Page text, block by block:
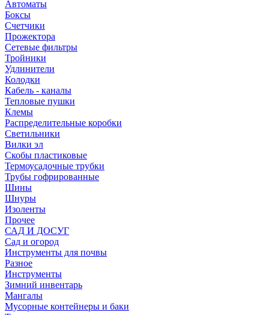
Автоматы
Боксы
Счетчики
Прожектора
Сетевые фильтры
Тройники
Удлинители
Колодки
Кабель - каналы
Тепловые пушки
Клемы
Распределительные коробки
Светильники
Вилки эл
Скобы пластиковые
Термоусадочные трубки
Трубы гофрированные
Шины
Шнуры
Изоленты
Прочее
САД И ДОСУГ
Сад и огород
Инструменты для почвы
Разное
Инструменты
Зимний инвентарь
Мангалы
Мусорные контейнеры и баки